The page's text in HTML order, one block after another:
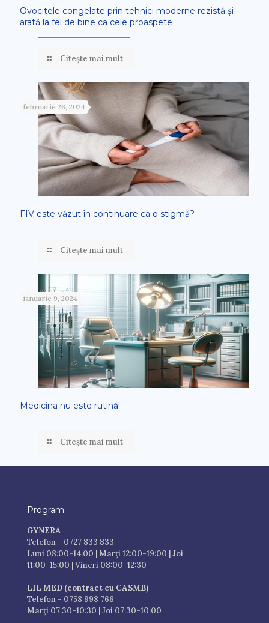
Ovocitele congelate prin tehnici moderne rezistă și
arată la fel de bine ca cele proaspete
Citește mai mult
februarie 26, 2024
FIV este văzut în continuare ca o stigmă?
Citește mai mult
ianuarie 9, 2024
Medicina nu este rutină!
Citește mai mult
Program
GYNERA
Telefon - 0727 833 833
Luni 08:00-14:00 | Marți 12:00-19:00 | Joi
11:00-15:00 | Vineri 08:00-12:30
LIL MED (contract cu CASMB)
Telefon - 0758 998 766
Marți 07:30-10:30 | Joi 07:30-10:00